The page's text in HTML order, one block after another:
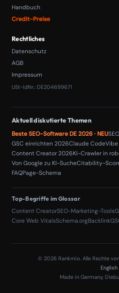
Handbuch
Credit-Preise
Rechtliches
Datenschutz
AGB
Impressum
USt-IdNr.: DE204699671
Aktuell diskutierte Themen
Beste SEO-Software DE 2026 · NEU
GSC einrichten 2026Claude Code
Content Creator 2026KI-Crawler in
Von Google zu KI-SucheCitability-
FAQPage-Schema
Top-Begriffe im Glossar
Content CreatorSEO-Marketing-Tools
Core Web VitalsSchema.orgBacklink
© 2026 Rankmio. Alle Rechte
English
Made in Germany,